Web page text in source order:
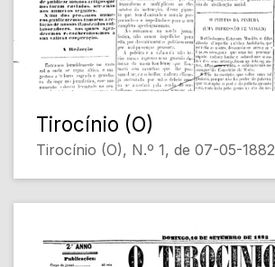
Tirocínio (O)
Tirocínio (O), N.º 1, de 07-05-1882